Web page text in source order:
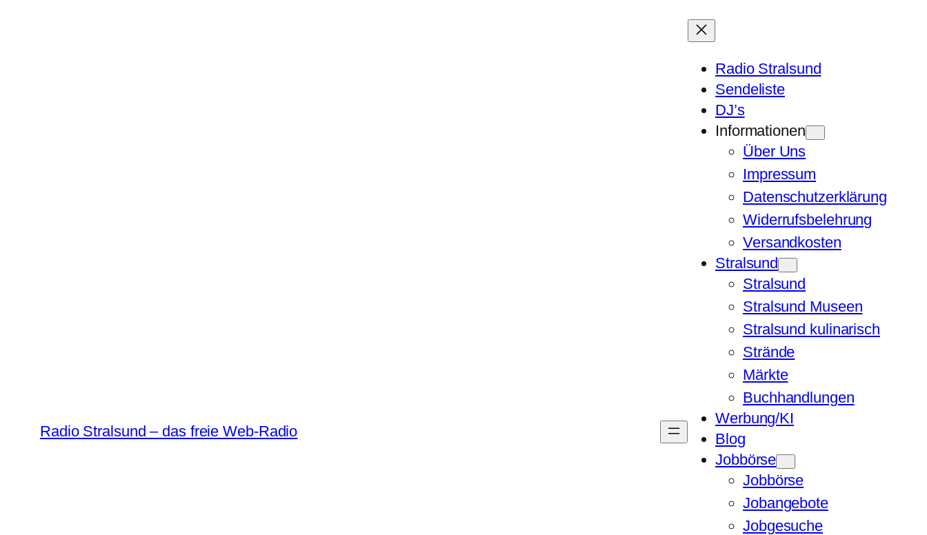
Radio Stralsund – das freie Web-Radio
Radio Stralsund
Sendeliste
DJ’s
Informationen
Über Uns
Impressum
Datenschutzerklärung
Widerrufsbelehrung
Versandkosten
Stralsund
Stralsund
Stralsund Museen
Stralsund kulinarisch
Strände
Märkte
Buchhandlungen
Werbung/KI
Blog
Jobbörse
Jobbörse
Jobangebote
Jobgesuche